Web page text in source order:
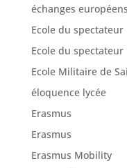
échanges européens
Ecole du spectateur
Ecole du spectateur
Ecole Militaire de
éloquence lycée
Erasmus
Erasmus
Erasmus Mobility